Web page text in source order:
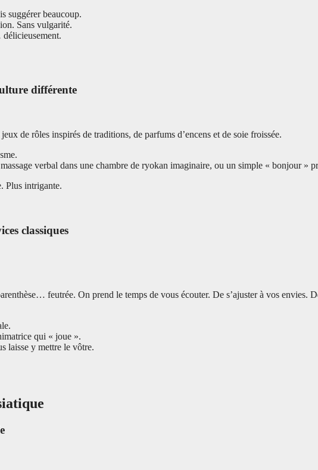
suggérer beaucoup.
Sans vulgarité.
différente
de rôles inspirés de traditions, de parfums d’encens et de soie froissée.
verbal dans une chambre de ryokan imaginaire, ou un simple « bonjour »
Plus intrigante.
classiques
feutrée. On prend le temps de vous écouter. De s’ajuster à vos envies.
qui « joue ».
laisse y mettre le vôtre.